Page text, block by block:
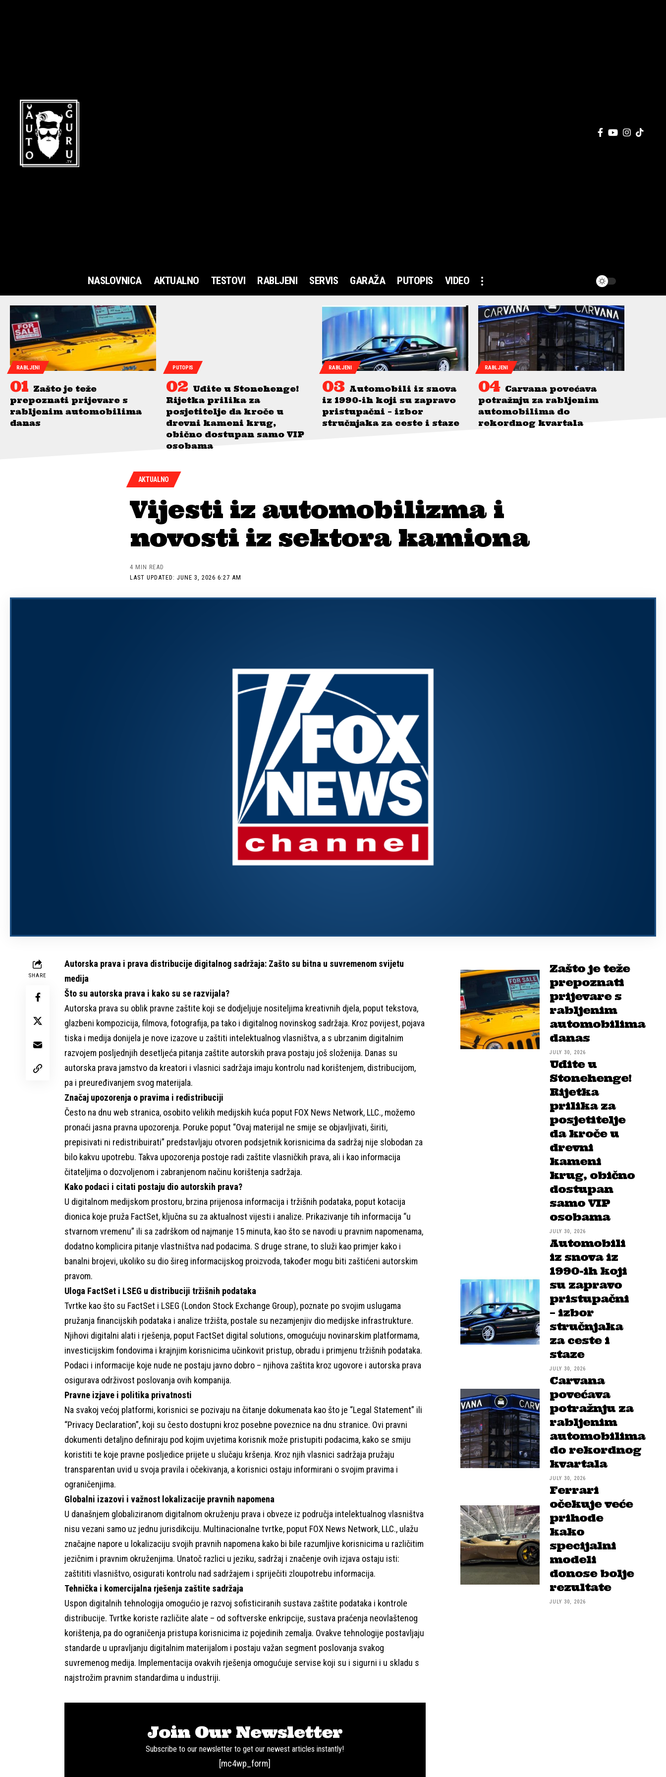
NASLOVNICA AKTUALNO TESTOVI RABLJENI SERVIS GARAŽA PUTOPIS VIDEO
RABLJENI
Zašto je teže
prepoznati prijevare s
rabljenim automobilima
danas
PUTOPIS
Uđite u Stonehenge!
Rijetka prilika za
posjetitelje da kroče u
drevni kameni krug,
obično dostupan samo VIP
osobama
RABLJENI
Automobili iz snova
iz 1990-ih koji su zapravo
pristupačni – izbor
stručnjaka za ceste i staze
RABLJENI
Carvana povećava
potražnju za rabljenim
automobilima do
rekordnog kvartala
AKTUALNO
Vijesti iz automobilizma i
novosti iz sektora kamiona
LAST UPDATED: JUNE 3, 2026 6:27 AM
4 MIN READ
SHARE
Autorska prava i prava distribucije digitalnog sadržaja: Zašto su bitna u suvremenom svijetu
medija
Što su autorska prava i kako su se razvijala?
Autorska prava su oblik pravne zaštite koji se dodjeljuje nositeljima kreativnih djela, poput tekstova,
glazbeni kompozicija, filmova, fotografija, pa tako i digitalnog novinskog sadržaja. Kroz povijest, pojava
tiska i medija donijela je nove izazove u zaštiti intelektualnog vlasništva, a s ubrzanim digitalnim
razvojem posljednjih desetljeća pitanja zaštite autorskih prava postaju još složenija. Danas su
autorska prava jamstvo da kreatori i vlasnici sadržaja imaju kontrolu nad korištenjem, distribucijom,
pa i preuređivanjem svog materijala.
Značaj upozorenja o pravima i redistribuciji
Često na dnu web stranica, osobito velikih medijskih kuća poput FOX News Network, LLC., možemo
pronaći jasna pravna upozorenja. Poruke poput “Ovaj materijal ne smije se objavljivati, širiti,
prepisivati ni redistribuirati” predstavljaju otvoren podsjetnik korisnicima da sadržaj nije slobodan za
bilo kakvu upotrebu. Takva upozorenja postoje radi zaštite vlasničkih prava, ali i kao informacija
čitateljima o dozvoljenom i zabranjenom načinu korištenja sadržaja.
Kako podaci i citati postaju dio autorskih prava?
U digitalnom medijskom prostoru, brzina prijenosa informacija i tržišnih podataka, poput kotacija
dionica koje pruža FactSet, ključna su za aktualnost vijesti i analize. Prikazivanje tih informacija “u
stvarnom vremenu” ili sa zadrškom od najmanje 15 minuta, kao što se navodi u pravnim napomenama,
dodatno komplicira pitanje vlastništva nad podacima. S druge strane, to služi kao primjer kako i
banalni brojevi, ukoliko su dio šireg informacijskog proizvoda, također mogu biti zaštićeni autorskim
pravom.
Uloga FactSet i LSEG u distribuciji tržišnih podataka
Tvrtke kao što su FactSet i LSEG (London Stock Exchange Group), poznate po svojim uslugama
pružanja financijskih podataka i analize tržišta, postale su nezamjenjiv dio medijske infrastrukture.
Njihovi digitalni alati i rješenja, poput FactSet digital solutions, omogućuju novinarskim platformama,
investicijskim fondovima i krajnjim korisnicima učinkovit pristup, obradu i primjenu tržišnih podataka.
Podaci i informacije koje nude ne postaju javno dobro – njihova zaštita kroz ugovore i autorska prava
osigurava održivost poslovanja ovih kompanija.
Pravne izjave i politika privatnosti
Na svakoj većoj platformi, korisnici se pozivaju na čitanje dokumenata kao što je “Legal Statement” ili
“Privacy Declaration”, koji su često dostupni kroz posebne poveznice na dnu stranice. Ovi pravni
dokumenti detaljno definiraju pod kojim uvjetima korisnik može pristupiti podacima, kako se smiju
koristiti te koje pravne posljedice prijete u slučaju kršenja. Kroz njih vlasnici sadržaja pružaju
transparentan uvid u svoja pravila i očekivanja, a korisnici ostaju informirani o svojim pravima i
ograničenjima.
Globalni izazovi i važnost lokalizacije pravnih napomena
U današnjem globaliziranom digitalnom okruženju prava i obveze iz područja intelektualnog vlasništva
nisu vezani samo uz jednu jurisdikciju. Multinacionalne tvrtke, poput FOX News Network, LLC., ulažu
značajne napore u lokalizaciju svojih pravnih napomena kako bi bile razumljive korisnicima u različitim
jezičnim i pravnim okruženjima. Unatoč razlici u jeziku, sadržaj i značenje ovih izjava ostaju isti:
zaštititi vlasništvo, osigurati kontrolu nad sadržajem i spriječiti zloupotrebu informacija.
Tehnička i komercijalna rješenja zaštite sadržaja
Uspon digitalnih tehnologija omogućio je razvoj sofisticiranih sustava zaštite podataka i kontrole
distribucije. Tvrtke koriste različite alate – od softverske enkripcije, sustava praćenja neovlaštenog
korištenja, pa do ograničenja pristupa korisnicima iz pojedinih zemalja. Ovakve tehnologije postavljaju
standarde u upravljanju digitalnim materijalom i postaju važan segment poslovanja svakog
suvremenog medija. Implementacija ovakvih rješenja omogućuje servise koji su i sigurni i u skladu s
najstrožim pravnim standardima u industriji.
Join Our Newsletter
Subscribe to our newsletter to get our newest articles instantly!
[mc4wp_form]
Zašto je teže
prepoznati
prijevare s
rabljenim
automobilima
danas
JULY 30, 2026
Uđite u
Stonehenge!
Rijetka
prilika za
posjetitelje
da kroče u
drevni
kameni
krug, obično
dostupan
samo VIP
osobama
JULY 30, 2026
Automobili
iz snova iz
1990-ih koji
su zapravo
pristupačni
– izbor
stručnjaka
za ceste i
staze
JULY 30, 2026
Carvana
povećava
potražnju za
rabljenim
automobilima
do rekordnog
kvartala
JULY 30, 2026
Ferrari
očekuje veće
prihode
kako
specijalni
modeli
donose bolje
rezultate
JULY 30, 2026